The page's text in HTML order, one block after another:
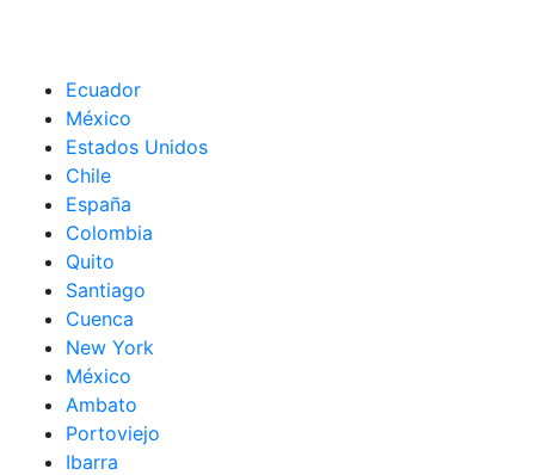
Ecuador
México
Estados Unidos
Chile
España
Colombia
Quito
Santiago
Cuenca
New York
México
Ambato
Portoviejo
Ibarra